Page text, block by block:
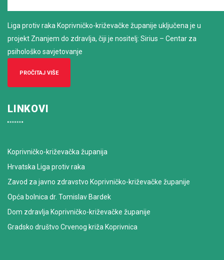
Liga protiv raka Koprivničko-križevačke županije uključena je u
projekt Znanjem do zdravlja, čiji je nositelj: Sirius – Centar za
psihološko savjetovanje
PROČITAJ VIŠE
LINKOVI
Koprivničko-križevačka županija
Hrvatska Liga protiv raka
Zavod za javno zdravstvo Koprivničko-križevačke županije
Opća bolnica dr. Tomislav Bardek
Dom zdravlja Koprivničko-križevačke županije
Gradsko društvo Crvenog križa Koprivnica